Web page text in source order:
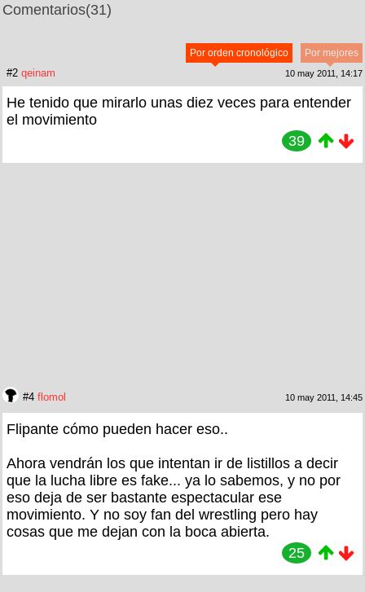
Comentarios(31)
Por mejores
Por orden cronológico
#2 qeinam 10 may 2011, 14:17
He tenido que mirarlo unas diez veces para entender
el movimiento
39
#4 flomol 10 may 2011, 14:45
Flipante cómo pueden hacer eso..
Ahora vendrán los que intentan ir de listillos a decir
que la lucha libre es fake... ya lo sabemos, y no por
eso deja de ser bastante espectacular ese
movimiento. Y no soy fan del wrestling pero hay
cosas que me dejan con la boca abierta.
25